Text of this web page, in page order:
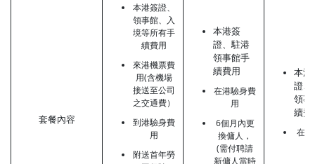
套餐內容
本港簽證、
領事館、入
境等所有手
續費用
來港機票費
用(含機場
接送至公司
之交通費）
到港驗身費
用
附送首年勞
本港簽
證、駐港
領事館手
續費用
在港驗身費
用
6個月內更
換傭人，
(需付聘請
新傭人當時
本港
證、
領事
續費
在